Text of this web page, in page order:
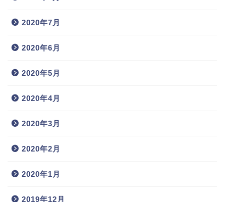
2020年7月
2020年6月
2020年5月
2020年4月
2020年3月
2020年2月
2020年1月
2019年12月